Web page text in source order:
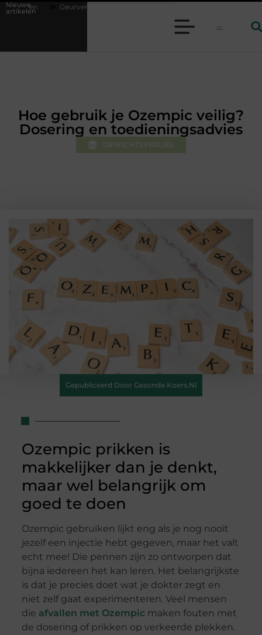
Nieuwe
artikelenen lavendelolie: een perfecte combinatie voor een aangename
Hoe gebruik je Ozempic veilig?
Dosering en toedieningsadvies
GEWICHTSVERLIES
Gepubliceerd Door Gezonde Koers.nl
Ozempic prikken is
makkelijker dan je denkt,
maar wel belangrijk om
goed te doen
Ozempic gebruiken lijkt eng als je nog nooit
jezelf een injectie hebt gegeven, maar het valt
echt mee! Die pennen zijn zo ontworpen dat
bijna iedereen het kan leren. Het belangrijkste
is dat je precies doet wat je dokter zegt en
niet zelf gaat experimenteren. Veel mensen
die afvallen met Ozempicmaken fouten met
de dosering of prikken op verkeerde plekken.